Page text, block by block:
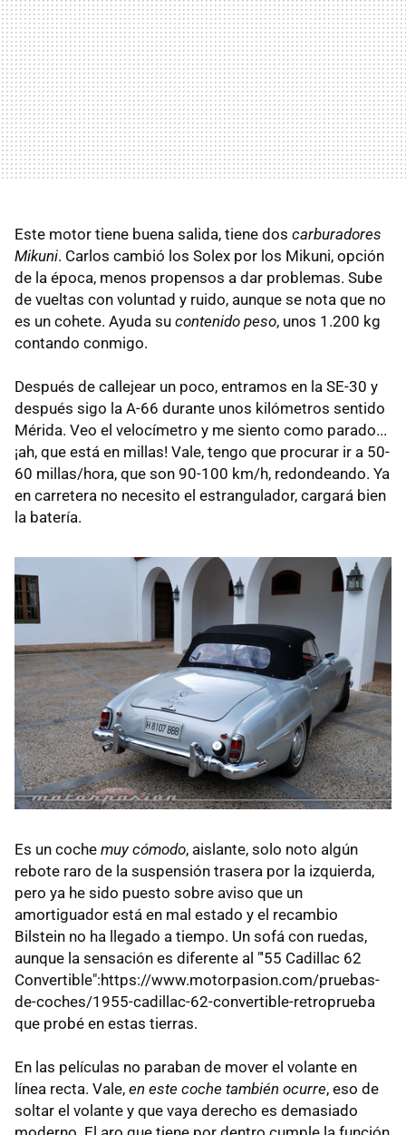
Este motor tiene buena salida, tiene dos carburadores
Mikuni. Carlos cambió los Solex por los Mikuni, opción
de la época, menos propensos a dar problemas. Sube
de vueltas con voluntad y ruido, aunque se nota que no
es un cohete. Ayuda su contenido peso, unos 1.200 kg
contando conmigo.
Después de callejear un poco, entramos en la SE-30 y
después sigo la A-66 durante unos kilómetros sentido
Mérida. Veo el velocímetro y me siento como parado...
¡ah, que está en millas! Vale, tengo que procurar ir a 50-
60 millas/hora, que son 90-100 km/h, redondeando. Ya
en carretera no necesito el estrangulador, cargará bien
la batería.
Es un coche muy cómodo, aislante, solo noto algún
rebote raro de la suspensión trasera por la izquierda,
pero ya he sido puesto sobre aviso que un
amortiguador está en mal estado y el recambio
Bilstein no ha llegado a tiempo. Un sofá con ruedas,
aunque la sensación es diferente al "'55 Cadillac 62
Convertible":https://www.motorpasion.com/pruebas-
de-coches/1955-cadillac-62-convertible-retroprueba
que probé en estas tierras.
En las películas no paraban de mover el volante en
línea recta. Vale, en este coche también ocurre, eso de
soltar el volante y que vaya derecho es demasiado